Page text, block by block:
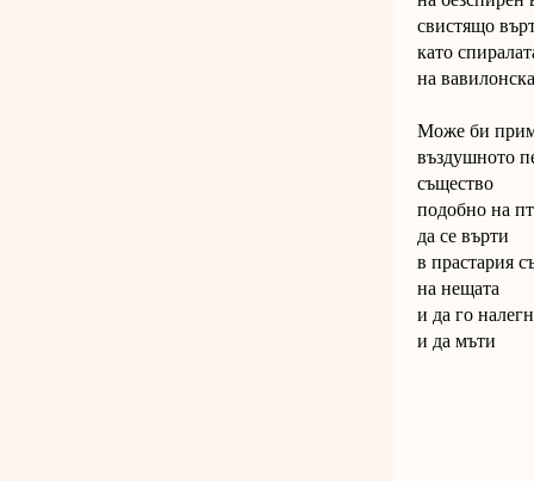
свистящо
като
на
Може би
въздушното
същество
подобно на
да се върти
в прастария
на нещата
и да го
и да мъти